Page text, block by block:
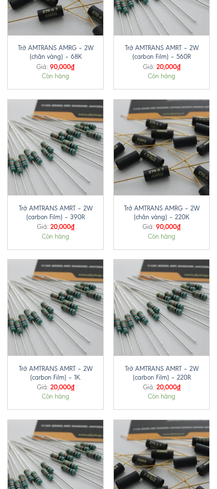
Trở AMTRANS AMRG – 2W
(chân vàng) – 68K
Giá: 90,000₫
Còn hàng
Trở AMTRANS AMRT – 2W
(carbon Film) – 560R
Giá: 20,000₫
Còn hàng
Trở AMTRANS AMRT – 2W
(carbon Film) – 390R
Giá: 20,000₫
Còn hàng
Trở AMTRANS AMRG – 2W
(chân vàng) – 220K
Giá: 90,000₫
Còn hàng
Trở AMTRANS AMRT – 2W
(carbon Film) – 1K.
Giá: 20,000₫
Còn hàng
Trở AMTRANS AMRT – 2W
(carbon Film) – 220R
Giá: 20,000₫
Còn hàng